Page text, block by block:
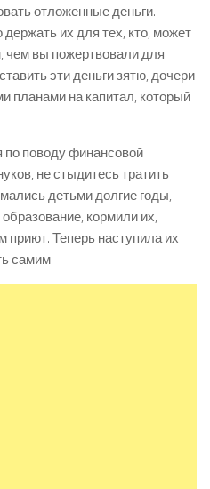
отложенные деньги.
их для тех, кто, может
чем вы пожертвовали для
эти деньги зятю, дочери
планами на капитал, который
по поводу финансовой
не стыдитесь тратить
детьми долгие годы,
кормили их,
Теперь наступила их
самим.